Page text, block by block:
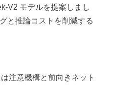
V2 モデルを提案しまし
と推論コストを削減する
注意機構と前向きネット